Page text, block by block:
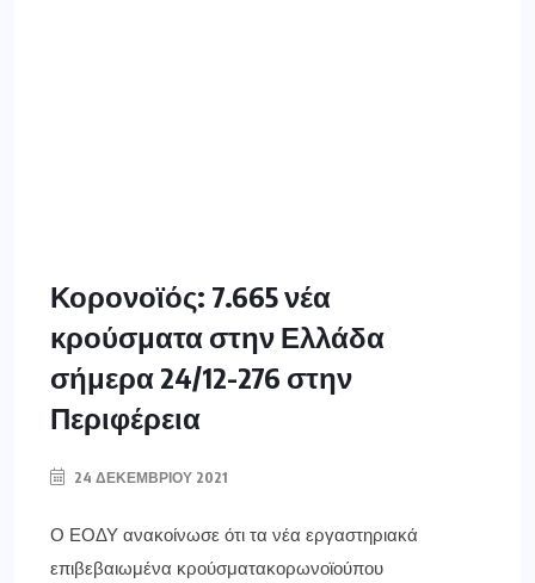
Κορονοϊός: 7.665 νέα
κρούσματα στην Ελλάδα
σήμερα 24/12-276 στην
Περιφέρεια
24 ΔΕΚΕΜΒΡΊΟΥ 2021
Ο ΕΟΔΥ ανακοίνωσε ότι τα νέα εργαστηριακά
επιβεβαιωμένα κρούσματακορωνοϊούπου